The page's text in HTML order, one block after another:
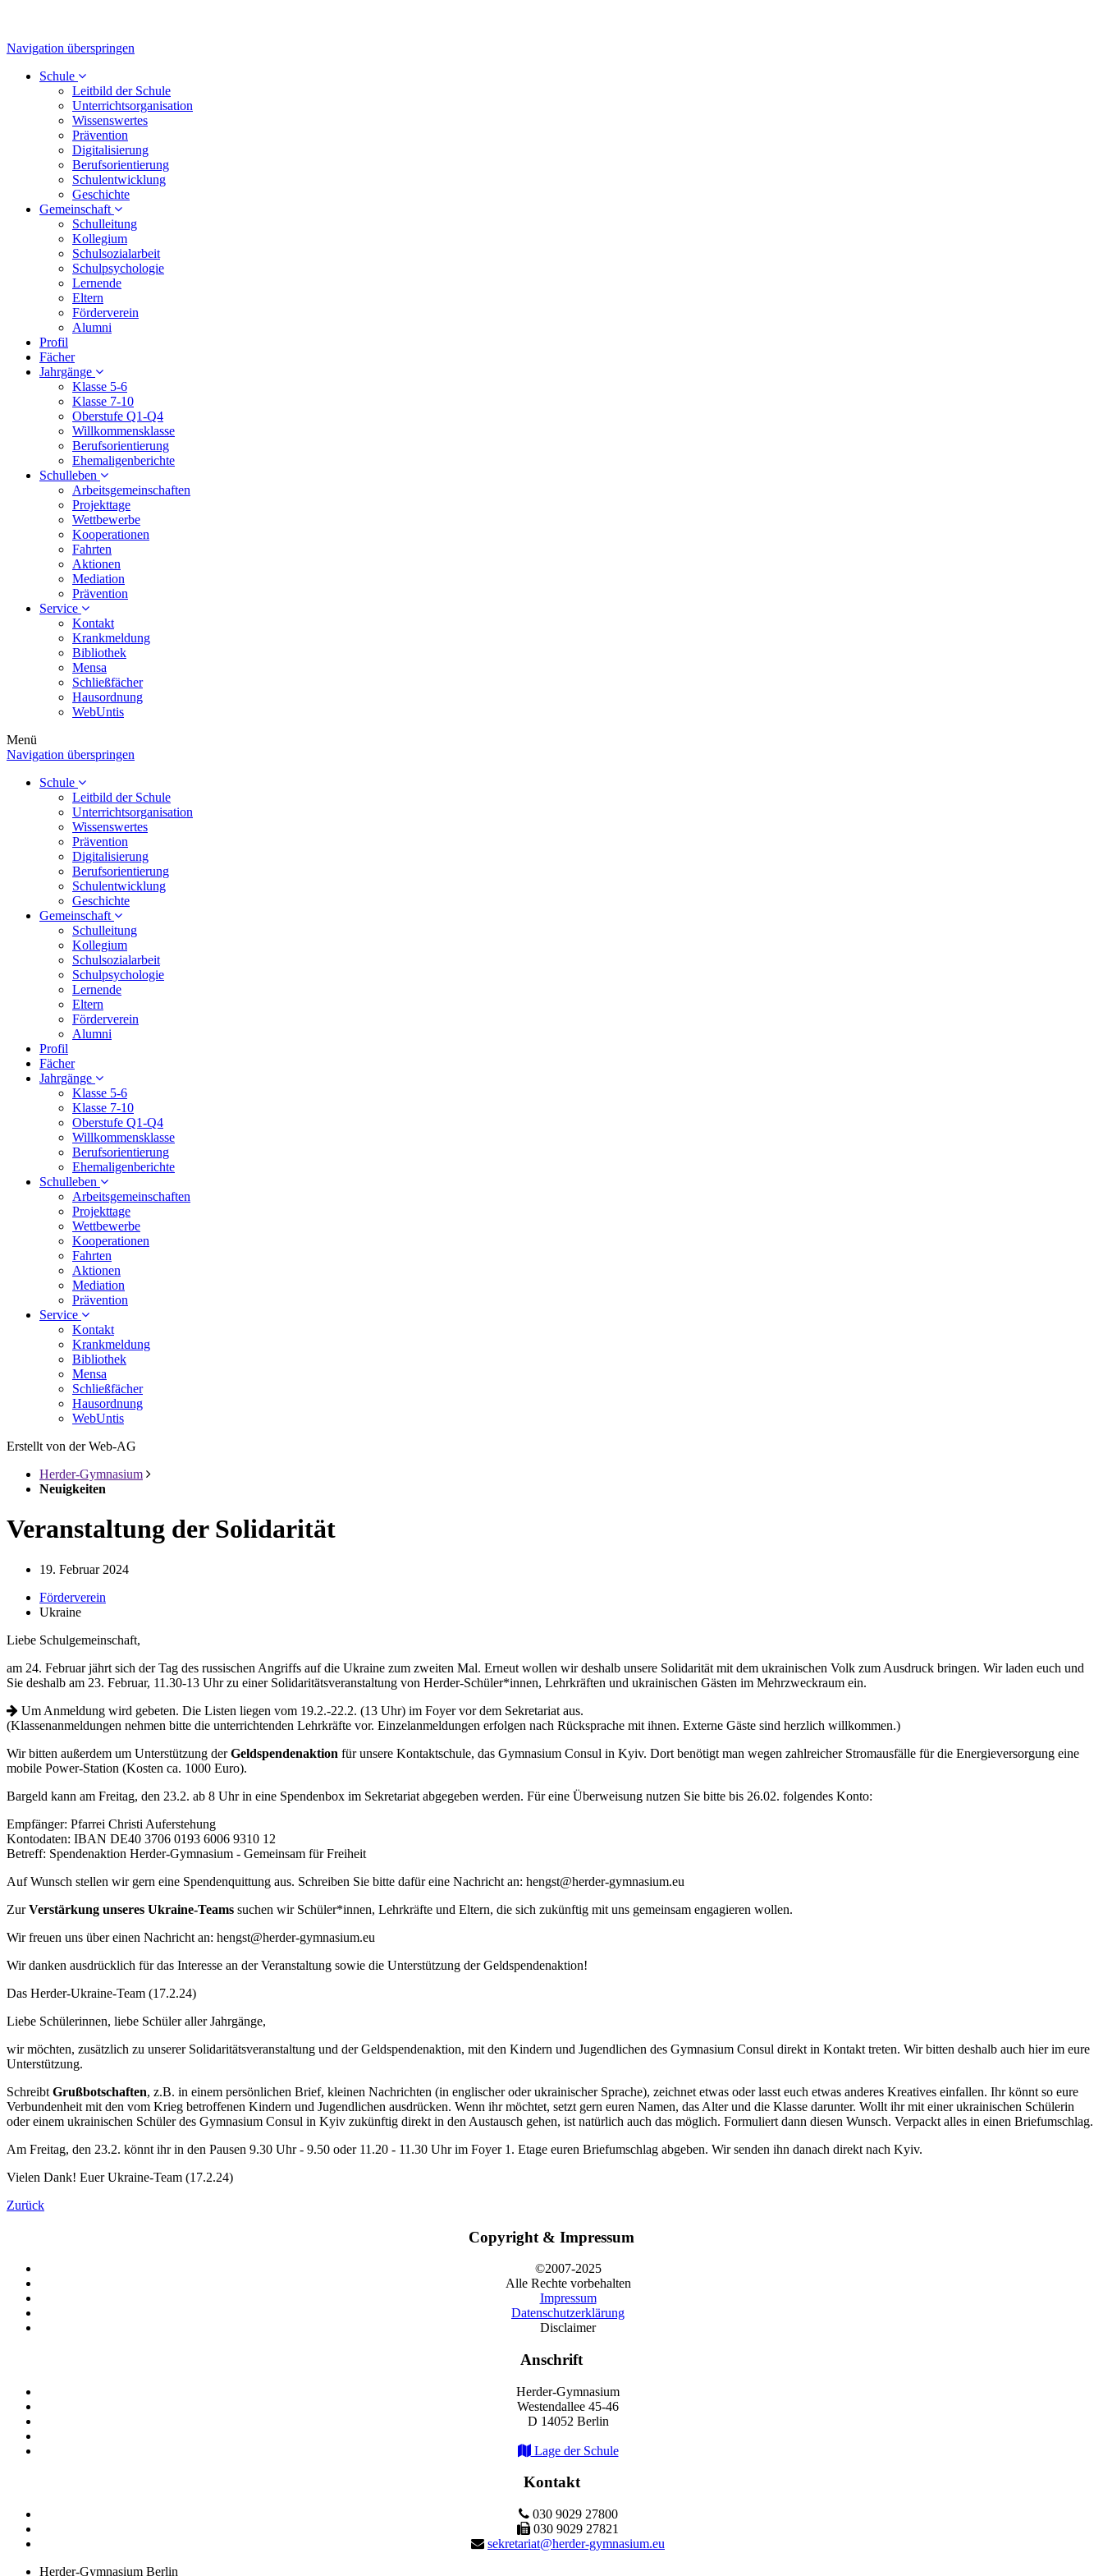
Navigation überspringen
Schule
Leitbild der Schule
Unterrichtsorganisation
Wissenswertes
Prävention
Digitalisierung
Berufsorientierung
Schulentwicklung
Geschichte
Gemeinschaft
Schulleitung
Kollegium
Schulsozialarbeit
Schulpsychologie
Lernende
Eltern
Förderverein
Alumni
Profil
Fächer
Jahrgänge
Klasse 5-6
Klasse 7-10
Oberstufe Q1-Q4
Willkommensklasse
Berufsorientierung
Ehemaligenberichte
Schulleben
Arbeitsgemeinschaften
Projekttage
Wettbewerbe
Kooperationen
Fahrten
Aktionen
Mediation
Prävention
Service
Kontakt
Krankmeldung
Bibliothek
Mensa
Schließfächer
Hausordnung
WebUntis
Menü
Navigation überspringen
Schule
Leitbild der Schule
Unterrichtsorganisation
Wissenswertes
Prävention
Digitalisierung
Berufsorientierung
Schulentwicklung
Geschichte
Gemeinschaft
Schulleitung
Kollegium
Schulsozialarbeit
Schulpsychologie
Lernende
Eltern
Förderverein
Alumni
Profil
Fächer
Jahrgänge
Klasse 5-6
Klasse 7-10
Oberstufe Q1-Q4
Willkommensklasse
Berufsorientierung
Ehemaligenberichte
Schulleben
Arbeitsgemeinschaften
Projekttage
Wettbewerbe
Kooperationen
Fahrten
Aktionen
Mediation
Prävention
Service
Kontakt
Krankmeldung
Bibliothek
Mensa
Schließfächer
Hausordnung
WebUntis
Erstellt von der Web-AG
Herder-Gymnasium
Neuigkeiten
Veranstaltung der Solidarität
19. Februar 2024
Förderverein
Ukraine
Liebe Schulgemeinschaft,
am 24. Februar jährt sich der Tag des russischen Angriffs auf die Ukraine zum zweiten Mal. Erneut wollen wir deshalb unsere Solidarität mit dem ukrainischen Volk zum Ausdruck bringen. Wir laden euch und
Sie deshalb am 23. Februar, 11.30-13 Uhr zu einer Solidaritätsveranstaltung von Herder-Schüler*innen, Lehrkräften und ukrainischen Gästen im Mehrzweckraum ein.
Um Anmeldung wird gebeten. Die Listen liegen vom 19.2.-22.2. (13 Uhr) im Foyer vor dem Sekretariat aus.
(Klassenanmeldungen nehmen bitte die unterrichtenden Lehrkräfte vor. Einzelanmeldungen erfolgen nach Rücksprache mit ihnen. Externe Gäste sind herzlich willkommen.)
Wir bitten außerdem um Unterstützung derGeldspendenaktion für unsere Kontaktschule, das Gymnasium Consul in Kyiv. Dort benötigt man wegen zahlreicher Stromausfälle für die Energieversorgung eine
mobile Power-Station (Kosten ca. 1000 Euro).
Bargeld kann am Freitag, den 23.2. ab 8 Uhr in eine Spendenbox im Sekretariat abgegeben werden. Für eine Überweisung nutzen Sie bitte bis 26.02. folgendes Konto:
Empfänger: Pfarrei Christi Auferstehung
Kontodaten: IBAN DE40 3706 0193 6006 9310 12
Betreff: Spendenaktion Herder-Gymnasium - Gemeinsam für Freiheit
Auf Wunsch stellen wir gern eine Spendenquittung aus. Schreiben Sie bitte dafür eine Nachricht an: hengst@herder-gymnasium.eu
ZurVerstärkung unseres Ukraine-Teams suchen wir Schüler*innen, Lehrkräfte und Eltern, die sich zukünftig mit uns gemeinsam engagieren wollen.
Wir freuen uns über einen Nachricht an: hengst@herder-gymnasium.eu
Wir danken ausdrücklich für das Interesse an der Veranstaltung sowie die Unterstützung der Geldspendenaktion!
Das Herder-Ukraine-Team (17.2.24)
Liebe Schülerinnen, liebe Schüler aller Jahrgänge,
wir möchten, zusätzlich zu unserer Solidaritätsveranstaltung und der Geldspendenaktion, mit den Kindern und Jugendlichen des Gymnasium Consul direkt in Kontakt treten. Wir bitten deshalb auch hier im eure
Unterstützung.
Schreibt Grußbotschaften, z.B. in einem persönlichen Brief, kleinen Nachrichten (in englischer oder ukrainischer Sprache), zeichnet etwas oder lasst euch etwas anderes Kreatives einfallen. Ihr könnt so eure
Verbundenheit mit den vom Krieg betroffenen Kindern und Jugendlichen ausdrücken. Wenn ihr möchtet, setzt gern euren Namen, das Alter und die Klasse darunter. Wollt ihr mit einer ukrainischen Schülerin
oder einem ukrainischen Schüler des Gymnasium Consul in Kyiv zukünftig direkt in den Austausch gehen, ist natürlich auch das möglich. Formuliert dann diesen Wunsch. Verpackt alles in einen Briefumschlag.
Am Freitag, den 23.2. könnt ihr in den Pausen 9.30 Uhr - 9.50 oder 11.20 - 11.30 Uhr im Foyer 1. Etage euren Briefumschlag abgeben. Wir senden ihn danach direkt nach Kyiv.
Vielen Dank! Euer Ukraine-Team (17.2.24)
Zurück
Copyright & Impressum
©2007-2025
Alle Rechte vorbehalten
Impressum
Datenschutzerklärung
Disclaimer
Anschrift
Herder-Gymnasium
Westendallee 45-46
D 14052 Berlin
Lage der Schule
Kontakt
030 9029 27800
030 9029 27821
sekretariat@herder-gymnasium.eu
Herder-Gymnasium Berlin